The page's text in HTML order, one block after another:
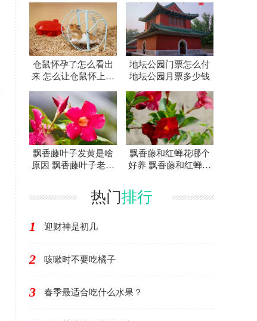
仓鼠怀孕了怎么看出
来 怎么让仓鼠怀上宝
地坛公园门票怎么付
地坛公园月票多少钱
飘香藤叶子发黄是啥
原因 飘香藤叶子老黄
飘香藤和红蝉花哪个
好养 飘香藤和红蝉花
热门排行
1 迎财神是初几
2 咳嗽时不要吃橘子
3 春季最适合吃什么水果？